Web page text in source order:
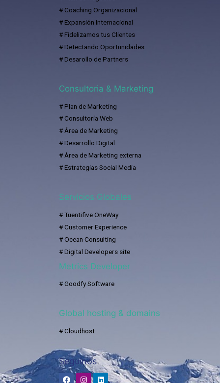
# Coaching Organizacional
# Expansión Internacional
# Fidelizamos tus Clientes
# Detectando Oportunidades
# Desarollo de Partners
Consultoria & Marketing
# Plan de Marketing
# Consultoría Web
# Área de Marketing
# Desarrollo Digital
# Área de Marketing externa
# Estrategias Social Media
Servicios Globales
# Tuentifive OneWay
# Customer Experience
# Ocean Consulting
# Digital Developers site
Metrics Developer
# Goodfy Software
Global hosting & domains
# Cloudhost
Seguinos